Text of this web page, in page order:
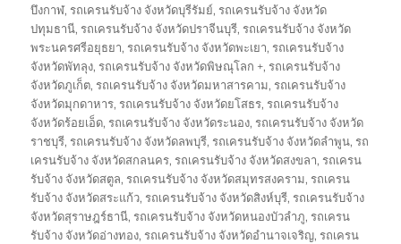
บึงกาฬ,รถเครนรับจ้าง จังหวัดบุรีรัมย์,รถเครนรับจ้าง จังหวัด
ปทุมธานี,รถเครนรับจ้าง จังหวัดปราจีนบุรี,รถเครนรับจ้าง จังหวัด
พระนครศรีอยุธยา,รถเครนรับจ้าง จังหวัดพะเยา,รถเครนรับจ้าง
จังหวัดพัทลุง,รถเครนรับจ้าง จังหวัดพิษณุโลก +,รถเครนรับจ้าง
จังหวัดภูเก็ต,รถเครนรับจ้าง จังหวัดมหาสารคาม,รถเครนรับจ้าง
จังหวัดมุกดาหาร,รถเครนรับจ้าง จังหวัดยโสธร,รถเครนรับจ้าง
จังหวัดร้อยเอ็ด,รถเครนรับจ้าง จังหวัดระนอง,รถเครนรับจ้าง จังหวัด
ราชบุรี,รถเครนรับจ้าง จังหวัดลพบุรี,รถเครนรับจ้าง จังหวัดลำพูน,รถ
เครนรับจ้าง จังหวัดสกลนคร,รถเครนรับจ้าง จังหวัดสงขลา,รถเครน
รับจ้าง จังหวัดสตูล,รถเครนรับจ้าง จังหวัดสมุทรสงคราม,รถเครน
รับจ้าง จังหวัดสระแก้ว,รถเครนรับจ้าง จังหวัดสิงห์บุรี,รถเครนรับจ้าง
จังหวัดสุราษฎร์ธานี,รถเครนรับจ้าง จังหวัดหนองบัวลำภู,รถเครน
รับจ้าง จังหวัดอ่างทอง,รถเครนรับจ้าง จังหวัดอำนาจเจริญ,รถเครน